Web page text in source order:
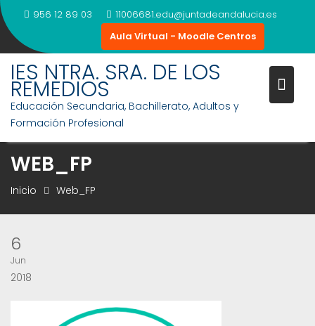
Saltar
al
contenido
956 12 89 03
11006681.edu@juntadeandalucia.es
Aula Virtual - Moodle Centros
IES NTRA. SRA. DE LOS
REMEDIOS
Educación Secundaria, Bachillerato, Adultos y
Formación Profesional
WEB_FP
Inicio Web_FP
6
Jun
2018